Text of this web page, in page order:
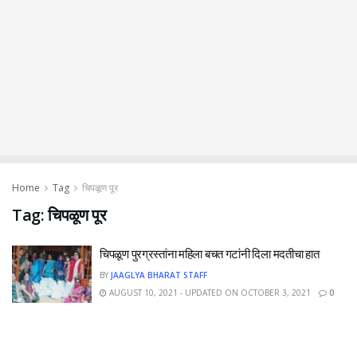
Home Tag चिपळूण पूर
Tag:चिपळूण पूर
चिपळूण पुरग्रस्तांना महिला बचत गटांनी दिला मदतीचा हात
BY JAAGLYA BHARAT STAFF
AUGUST 10, 2021 - UPDATED ON OCTOBER 3, 2021
0